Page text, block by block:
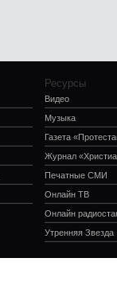
Ресурсы
Видео
Музыка
Газета
Журнал
Печатные СМИ
Онлайн ТВ
Онлайн
Утренняя Звезда